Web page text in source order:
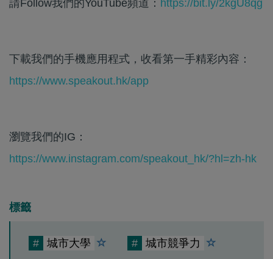
請Follow我們的YouTube頻道： https://bit.ly/2kgU8qg
下載我們的手機應用程式，收看第一手精彩內容：
https://www.speakout.hk/app
瀏覽我們的IG：
https://www.instagram.com/speakout_hk/?hl=zh-hk
標籤
# 城市大學 # 城市競爭力